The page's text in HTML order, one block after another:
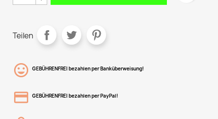
Teilen
GEBÜHRENFREI bezahlen per Banküberweisung!
GEBÜHRENFREI bezahlen per PayPal!